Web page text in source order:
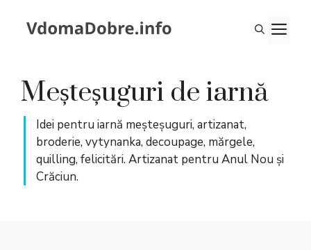
Meșteșuguri de iarnă
Idei pentru iarnă meșteșuguri, artizanat,
broderie, vytynanka, decoupage, mărgele,
quilling, felicitări. Artizanat pentru Anul Nou și
Crăciun.